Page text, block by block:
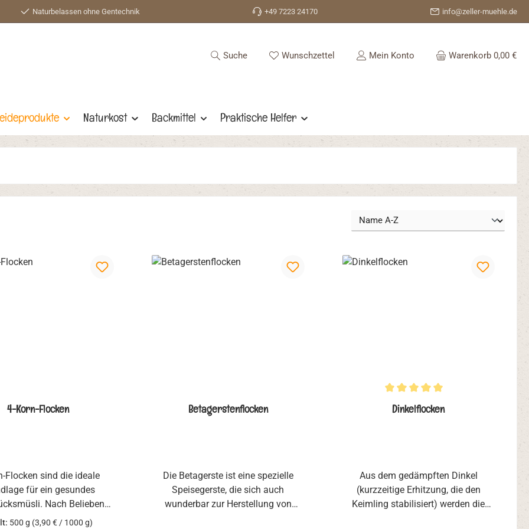
Naturbelassen ohne Gentechnik +49 7223 24170 info@zeller-muehle.de
Suche Wunschzettel Du hast 0 Produkte auf dem Merkzettel
Mein Konto Warenkorb 0,00 €
Naturkost Backmittel Praktische Helfer
4-Korn-Flocken
Flocken sind die ideale
für ein gesundes
Nach Belieben
Obst, getrocknete Früchte,
500 g (3,90 € / 1000 g)
Betagerstenflocken
Die Betagerste ist eine spezielle
Speisegerste, die sich auch
wunderbar zur Herstellung von
Durchschnittliche Bewertung von 5 von 5
Dinkelflocken
Aus dem gedämpften Dinkel
(kurzzeitige Erhitzung, die den
Keimling stabilisiert) werden die